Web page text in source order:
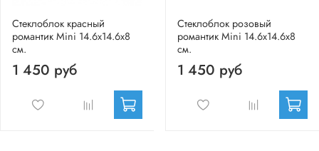
Стеклоблок красный
романтик Mini 14.6x14.6x8
см.
1 450 руб
Стеклоблок розовый
романтик Mini 14.6x14.6x8
см.
1 450 руб